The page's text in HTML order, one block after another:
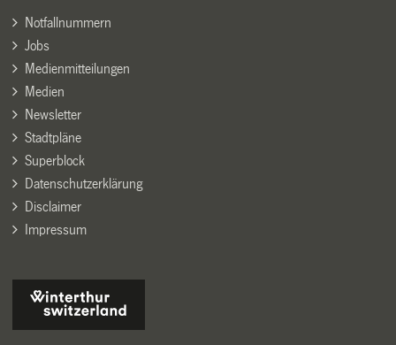
Notfallnummern
Jobs
Medienmitteilungen
Medien
Newsletter
Stadtpläne
Superblock
Datenschutzerklärung
Disclaimer
Impressum